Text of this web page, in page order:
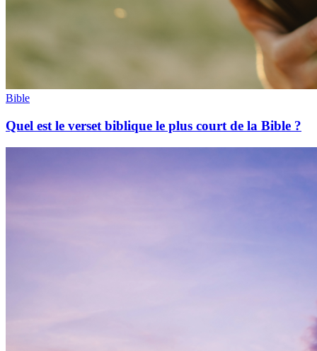
Bible
Quel est le verset biblique le plus court de la Bible ?